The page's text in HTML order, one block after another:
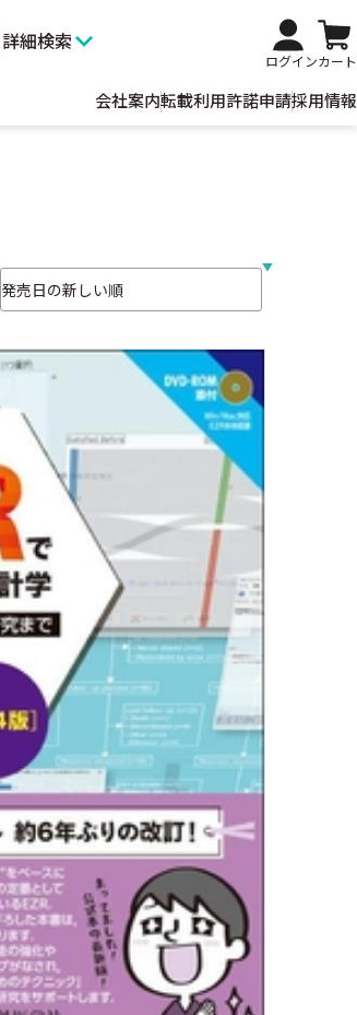
詳細検索
ログインカート
会社案内転載利用許諾申請採用情報
並べ替え条件